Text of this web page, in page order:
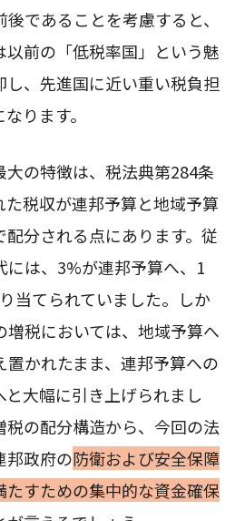
であることを考慮すると、
以前の「低税率国」という魅
、先進国に近い重い税負担
ります。
大の特徴は、税法典第284条
た税収が連邦予算と地域予算
分される点にあります。従
には、3%が連邦予算へ、1
当てられていました。しか
増税においては、地域予算へ
かれたまま、連邦予算への
大幅に引き上げられまし
税の配分構造から、今回の法
邦政府の防衛および安全保障
すための集中的な資金確保